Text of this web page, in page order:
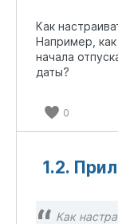
Как
Например,
начала
даты?
0
1.2.
Как